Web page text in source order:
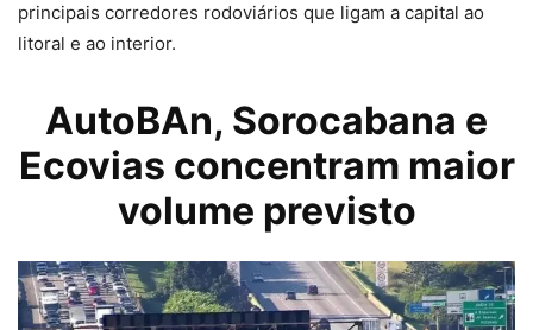
principais corredores rodoviários que ligam a capital ao
litoral e ao interior.
AutoBAn, Sorocabana e
Ecovias concentram maior
volume previsto